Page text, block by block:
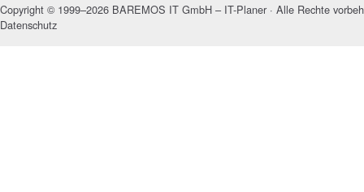
Copyright © 1999–2026 BAREMOS IT GmbH – IT-Planer · Alle Rechte
Datenschutz